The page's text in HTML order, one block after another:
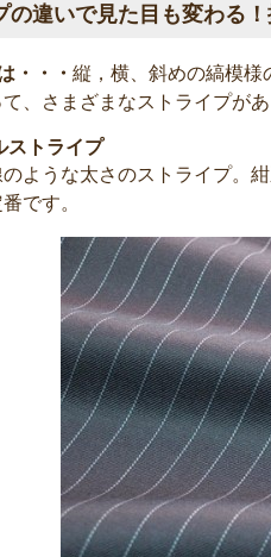
の違いで見た目も変わる
・・・ 縦，横、斜めの縞模様
、さまざまなストライプがあ
トライプ
ような太さのストライプ。
です。